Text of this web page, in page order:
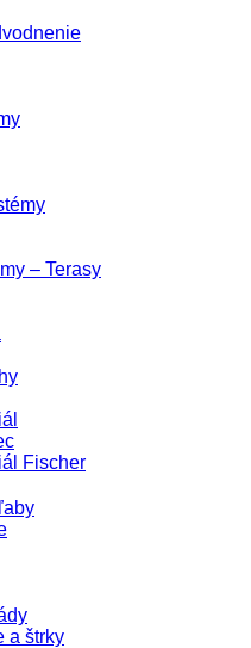
– Terasy
Fischer
a štrky